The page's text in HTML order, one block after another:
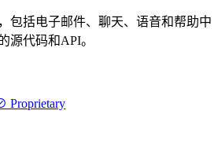
包括电子邮件、聊天、语音和帮助中
源代码和API。
Proprietary